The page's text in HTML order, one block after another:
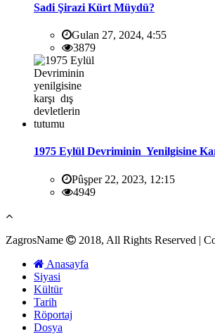
Sadi Şirazi Kürt Müydü?
Gulan 27, 2024, 4:55
3879
1975 Eylül Devriminin Yenilgisine
Pûşper 22, 2023, 12:15
4949
ZagrosName
2018, All Rights Reserved |
Anasayfa
Siyasi
Kültür
Tarih
Röportaj
Dosya